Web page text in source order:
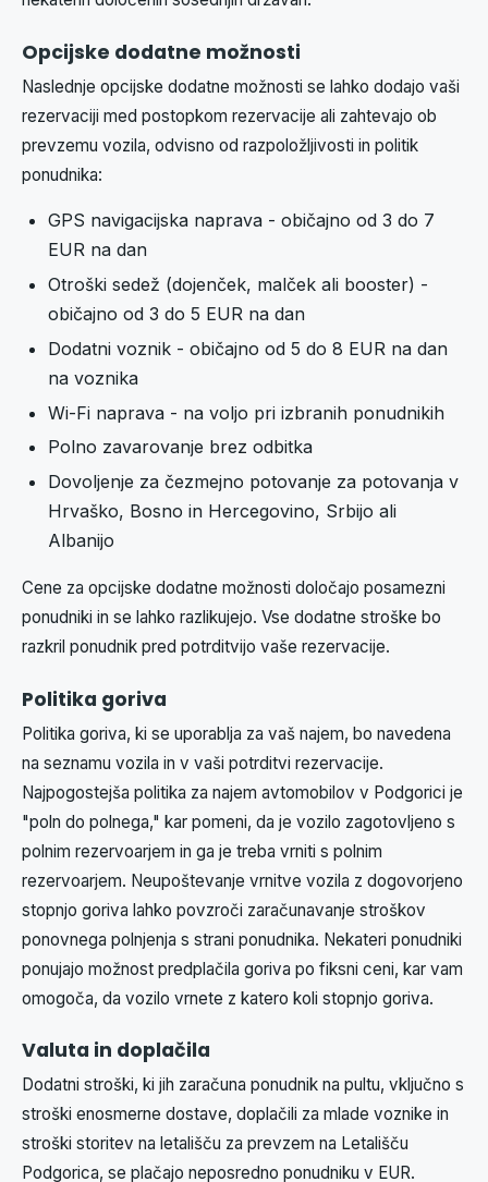
Opcijske dodatne možnosti
Naslednje opcijske dodatne možnosti se lahko dodajo vaši
rezervaciji med postopkom rezervacije ali zahtevajo ob
prevzemu vozila, odvisno od razpoložljivosti in politik
ponudnika:
GPS navigacijska naprava - običajno od 3 do 7
EUR na dan
Otroški sedež (dojenček, malček ali booster) -
običajno od 3 do 5 EUR na dan
Dodatni voznik - običajno od 5 do 8 EUR na dan
na voznika
Wi-Fi naprava - na voljo pri izbranih ponudnikih
Polno zavarovanje brez odbitka
Dovoljenje za čezmejno potovanje za potovanja v
Hrvaško, Bosno in Hercegovino, Srbijo ali
Albanijo
Cene za opcijske dodatne možnosti določajo posamezni
ponudniki in se lahko razlikujejo. Vse dodatne stroške bo
razkril ponudnik pred potrditvijo vaše rezervacije.
Politika goriva
Politika goriva, ki se uporablja za vaš najem, bo navedena
na seznamu vozila in v vaši potrditvi rezervacije.
Najpogostejša politika za najem avtomobilov v Podgorici je
"poln do polnega," kar pomeni, da je vozilo zagotovljeno s
polnim rezervoarjem in ga je treba vrniti s polnim
rezervoarjem. Neupoštevanje vrnitve vozila z dogovorjeno
stopnjo goriva lahko povzroči zaračunavanje stroškov
ponovnega polnjenja s strani ponudnika. Nekateri ponudniki
ponujajo možnost predplačila goriva po fiksni ceni, kar vam
omogoča, da vozilo vrnete z katero koli stopnjo goriva.
Valuta in doplačila
Dodatni stroški, ki jih zaračuna ponudnik na pultu, vključno s
stroški enosmerne dostave, doplačili za mlade voznike in
stroški storitev na letališču za prevzem na Letališču
Podgorica, se plačajo neposredno ponudniku v EUR.